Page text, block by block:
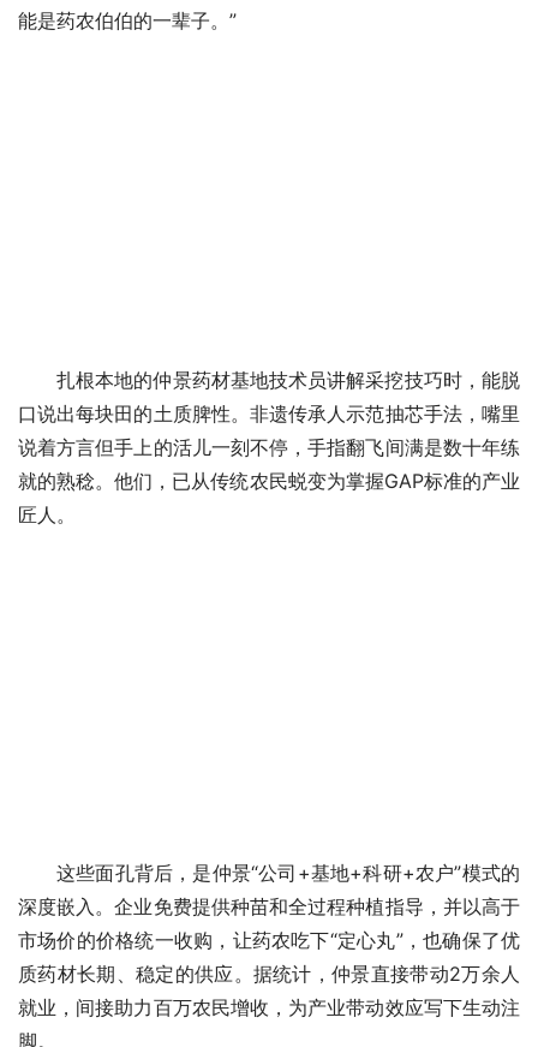
能是药农伯伯的一辈子。”
扎根本地的仲景药材基地技术员讲解采挖技巧时，能脱
口说出每块田的土质脾性。非遗传承人示范抽芯手法，嘴里
说着方言但手上的活儿一刻不停，手指翻飞间满是数十年练
就的熟稔。他们，已从传统农民蜕变为掌握GAP标准的产业
匠人。
这些面孔背后，是仲景“公司+基地+科研+农户”模式的
深度嵌入。企业免费提供种苗和全过程种植指导，并以高于
市场价的价格统一收购，让药农吃下“定心丸”，也确保了优
质药材长期、稳定的供应。据统计，仲景直接带动2万余人
就业，间接助力百万农民增收，为产业带动效应写下生动注
脚。